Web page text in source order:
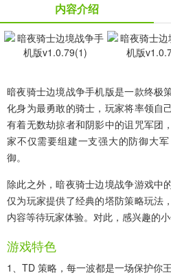
内容介绍
暗夜骑士边境战争手机版是一款终极
化身为最勇敢的骑士，玩家将率领自
有着无数劫掠者和阴影中的诅咒军团
家不仅需要组建一支强大的防御大
御。
除此之外，暗夜骑士边境战争游戏中
仅为玩家提供了经典的塔防策略玩法
内容等待玩家体验。对此，感兴趣的小
游戏特色
1、TD 策略，每一波都是一场保护你